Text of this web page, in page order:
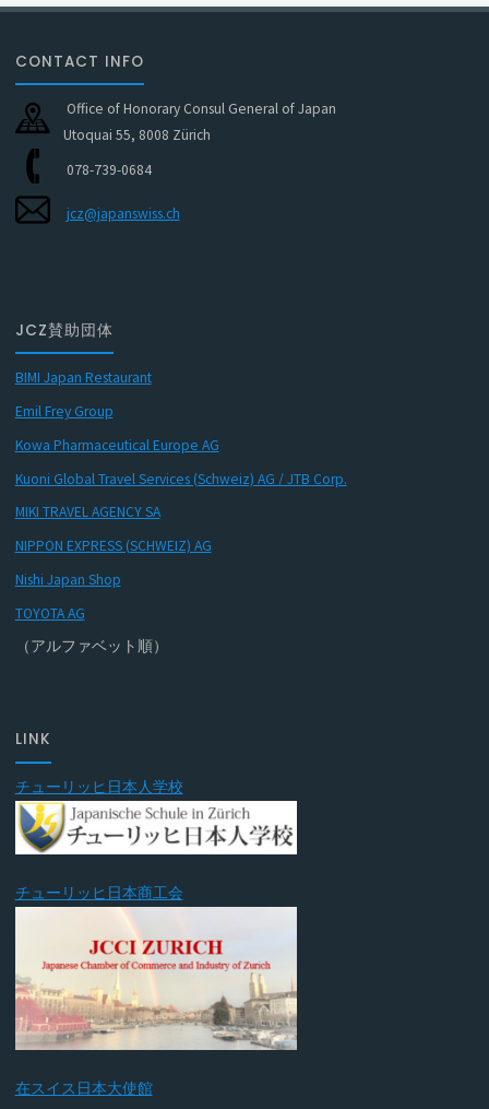
CONTACT INFO
Office of Honorary Consul General of Japan
Utoquai 55, 8008 Zürich
078-739-0684
jcz@japanswiss.ch
JCZ賛助団体
BIMI Japan Restaurant
Emil Frey Group
Kowa Pharmaceutical Europe AG
Kuoni Global Travel Services (Schweiz) AG / JTB Corp.
MIKI TRAVEL AGENCY SA
NIPPON EXPRESS (SCHWEIZ) AG
Nishi Japan Shop
TOYOTA AG
（アルファベット順）
LINK
チューリッヒ日本人学校
チューリッヒ日本商工会
在スイス日本大使館